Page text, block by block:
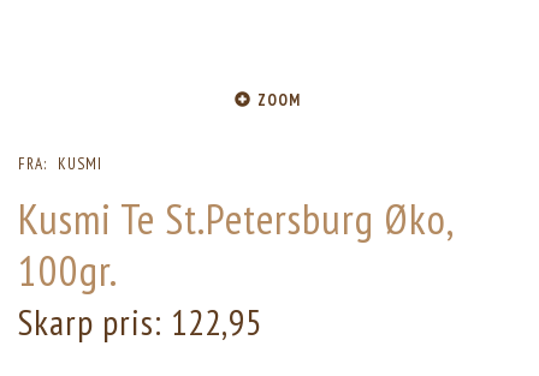
ZOOM
FRA: KUSMI
Kusmi Te St.Petersburg Øko,
100gr.
Skarp pris: 122,95